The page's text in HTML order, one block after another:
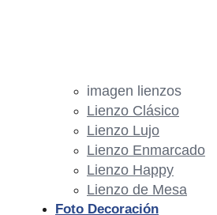
imagen lienzos
Lienzo Clásico
Lienzo Lujo
Lienzo Enmarcado
Lienzo Happy
Lienzo de Mesa
Foto Decoración